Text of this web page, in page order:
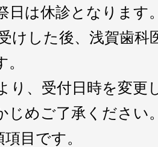
日は休診となります
けした後、浅賀歯
り、受付日時を変
じめご了承ください
目です。